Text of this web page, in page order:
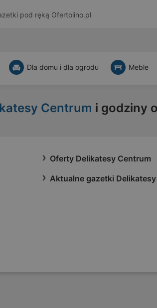
pod ręką Ofertolino.pl
Dla domu i dla ogrodu Meble
Centrum i godziny
Oferty Delikatesy Centrum
Aktualne gazetki